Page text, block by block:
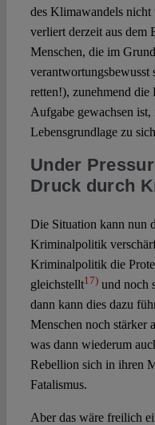
des Klimawandels
verliert derzeit aus dem
Menschen, die im
verantwortungsbewusst
retten!), zunehmend die
Aufgabe gewachsen
Lebensgrundlage zu
Under
Druck durch
Die Situation kann nun
Kriminalpolitik
Kriminalpolitik die
gleichstellt17)und noch
dann kann dies dazu
Menschen noch stärker
was dann wiederum
Rebellion sich in ihren
Fatalismus.
Aber das wäre freilich